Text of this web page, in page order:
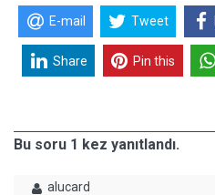
E-mail Tweet
Share Pin this
Bu soru 1 kez yanıtlandı.
alucard